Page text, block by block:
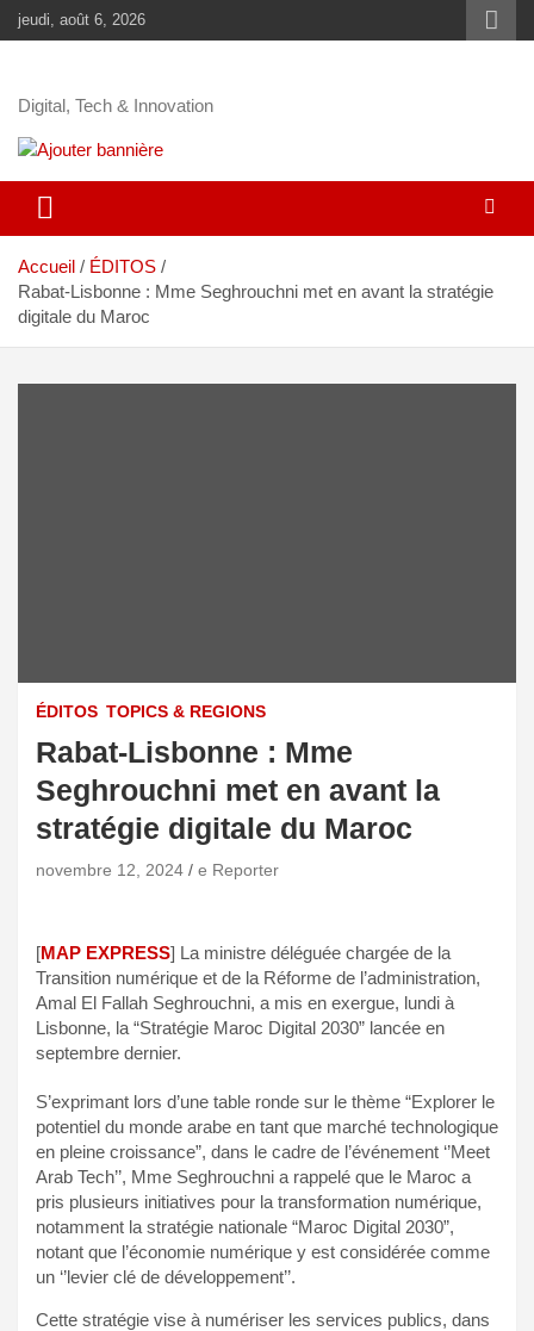
jeudi, août 6, 2026
Digital, Tech & Innovation
Accueil
ÉDITOS
Rabat-Lisbonne : Mme Seghrouchni met en avant la stratégie
digitale du Maroc
ÉDITOS TOPICS & REGIONS
Rabat-Lisbonne : Mme
Seghrouchni met en avant la
stratégie digitale du Maroc
novembre 12, 2024 e Reporter
[MAP EXPRESS] La ministre déléguée chargée de la
Transition numérique et de la Réforme de l’administration,
Amal El Fallah Seghrouchni, a mis en exergue, lundi à
Lisbonne, la “Stratégie Maroc Digital 2030” lancée en
septembre dernier.
S’exprimant lors d’une table ronde sur le thème “Explorer le
potentiel du monde arabe en tant que marché technologique
en pleine croissance”, dans le cadre de l’événement ‘’Meet
Arab Tech’’, Mme Seghrouchni a rappelé que le Maroc a
pris plusieurs initiatives pour la transformation numérique,
notamment la stratégie nationale “Maroc Digital 2030”,
notant que l’économie numérique y est considérée comme
un ‘’levier clé de développement’’.
Cette stratégie vise à numériser les services publics, dans